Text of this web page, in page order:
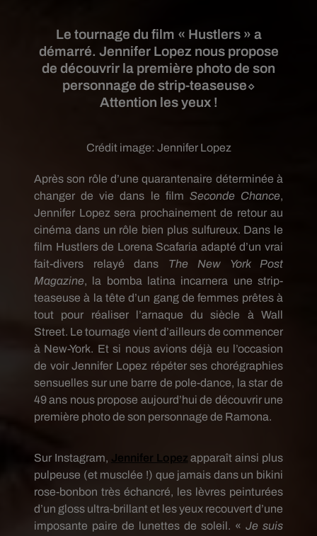
Le tournage du film « Hustlers » a
démarré. Jennifer Lopez nous propose
de découvrir la première photo de son
personnage de strip-teaseuse⬦
Attention les yeux !
Crédit image: Jennifer Lopez
Après son rôle d’une quarantenaire déterminée à
changer de vie dans le film Seconde Chance,
Jennifer Lopez sera prochainement de retour au
cinéma dans un rôle bien plus sulfureux. Dans le
film Hustlers de Lorena Scafaria adapté d’un vrai
fait-divers relayé dans The New York Post
Magazine, la bomba latina incarnera une strip-
teaseuse à la tête d’un gang de femmes prêtes à
tout pour réaliser l’arnaque du siècle à Wall
Street. Le tournage vient d’ailleurs de commencer
à New-York. Et si nous avions déjà eu l’occasion
de voir Jennifer Lopez répéter ses chorégraphies
sensuelles sur une barre de pole-dance, la star de
49 ans nous propose aujourd’hui de découvrir une
première photo de son personnage de Ramona.
Sur Instagram, Jennifer Lopez apparaît ainsi plus
pulpeuse (et musclée !) que jamais dans un bikini
rose-bonbon très échancré, les lèvres peinturées
d’un gloss ultra-brillant et les yeux recouvert d’une
imposante paire de lunettes de soleil. « Je suis